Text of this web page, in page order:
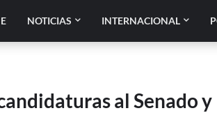
NOTICIAS INTERNACIONAL
al Senado y